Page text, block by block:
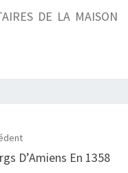
DE LA MAISON
D’Amiens En 1358